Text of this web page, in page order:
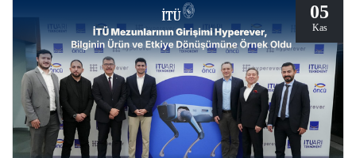
05
Kas